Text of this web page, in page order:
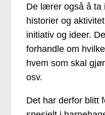
De lærer også å ta
historier og
initiativ og ideer.
forhandle om
hvem som skal
osv.
​Det har derfor blitt